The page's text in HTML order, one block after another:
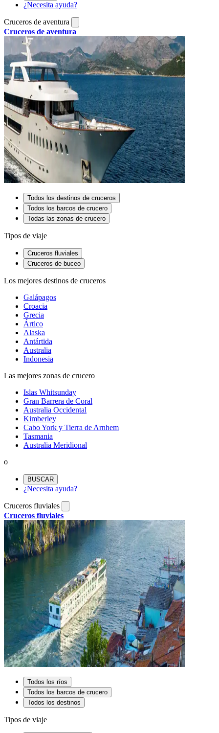
¿Necesita ayuda?
Cruceros de aventura
Cruceros de aventura
Todos los destinos de cruceros
Todos los barcos de crucero
Todas las zonas de crucero
Tipos de viaje
Cruceros fluviales
Cruceros de buceo
Los mejores destinos de cruceros
Galápagos
Croacia
Grecia
Ártico
Alaska
Antártida
Australia
Indonesia
Las mejores zonas de crucero
Islas Whitsunday
Gran Barrera de Coral
Australia Occidental
Kimberley
Cabo York y Tierra de Arnhem
Tasmania
Australia Meridional
o
BUSCAR
¿Necesita ayuda?
Cruceros fluviales
Cruceros fluviales
Todos los ríos
Todos los barcos de crucero
Todos los destinos
Tipos de viaje